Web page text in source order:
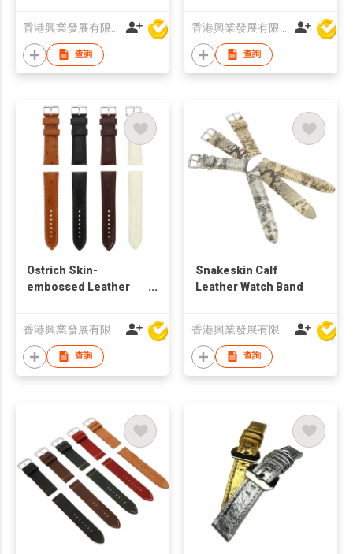
查詢 查詢
Ostrich Skin-
embossed Leather
查詢
Snakeskin Calf
Leather Watch Band
查詢